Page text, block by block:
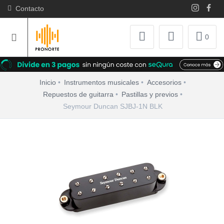
Contacto
0
Inicio Instrumentos musicales
Accesorios
Repuestos de guitarra
Pastillas y previos
Seymour Duncan SJBJ-1N BLK